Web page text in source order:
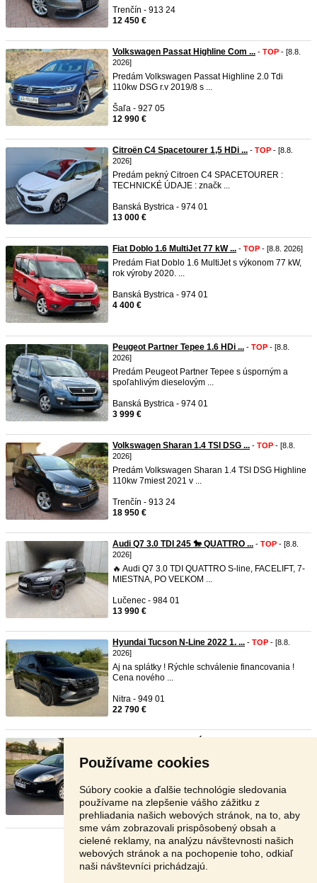
Používame cookies
Súbory cookie a ďalšie technológie sledovania
používame na zlepšenie vášho zážitku z
prehliadania našich webových stránok, na to, aby
sme vám zobrazovali prispôsobený obsah a
cielené reklamy, na analýzu návštevnosti našich
webových stránok a na pochopenie toho, odkiaľ
naši návštevníci prichádzajú.
Trenčín - 913 24
12 450 €
Volkswagen Passat Highline Com ... - TOP - [8.8.
2026]
Predám Volkswagen Passat Highline 2.0 Tdi
110kw DSG r.v 2019/8 s ...
Šaľa - 927 05
12 990 €
Citroën C4 Spacetourer 1,5 HDi ... - TOP - [8.8.
2026]
Predám pekný Citroen C4 SPACETOURER :
TECHNICKÉ ÚDAJE : značk ...
Banská Bystrica - 974 01
13 000 €
Fiat Doblo 1.6 MultiJet 77 kW ... - TOP - [8.8. 2026]
Predám Fiat Doblo 1.6 MultiJet s výkonom 77 kW,
rok výroby 2020. ...
Banská Bystrica - 974 01
4 400 €
Peugeot Partner Tepee 1.6 HDi ... - TOP - [8.8.
2026]
Predám Peugeot Partner Tepee s úsporným a
spoľahlivým dieselovým ...
Banská Bystrica - 974 01
3 999 €
Volkswagen Sharan 1.4 TSI DSG ... - TOP - [8.8.
2026]
Predám Volkswagen Sharan 1.4 TSI DSG Highline
110kw 7miest 2021 v ...
Trenčín - 913 24
18 950 €
Audi Q7 3.0 TDI 245 🐎 QUATTRO ... - TOP - [8.8.
2026]
🔥 Audi Q7 3.0 TDI QUATTRO S-line, FACELIFT, 7-
MIESTNA, PO VEĽKOM ...
Lučenec - 984 01
13 990 €
Hyundai Tucson N-Line 2022 1. ... - TOP - [8.8.
2026]
Aj na splátky ! Rýchle schválenie financovania !
Cena nového ...
Nitra - 949 01
22 790 €
Predám Fiat Bravo, benzínový motor 1.4 T-Jet
Žarnovica - 966 81
3 999 €
Stránka: 1 2 3 Ďalšia